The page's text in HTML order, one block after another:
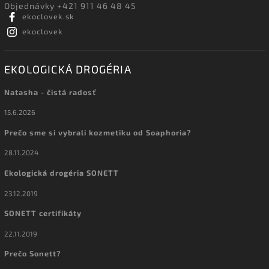
Objednávky +421 911 46 48 45
ekoclovek.sk
ekoclovek
EKOLOGICKÁ DROGÉRIA
Natasha - čistá radosť
15.6.2026
Prečo sme si vybrali kozmetiku od Soaphoria?
28.11.2024
Ekologická drogéria SONETT
23.12.2019
SONETT certifikáty
22.11.2019
Prečo Sonett?